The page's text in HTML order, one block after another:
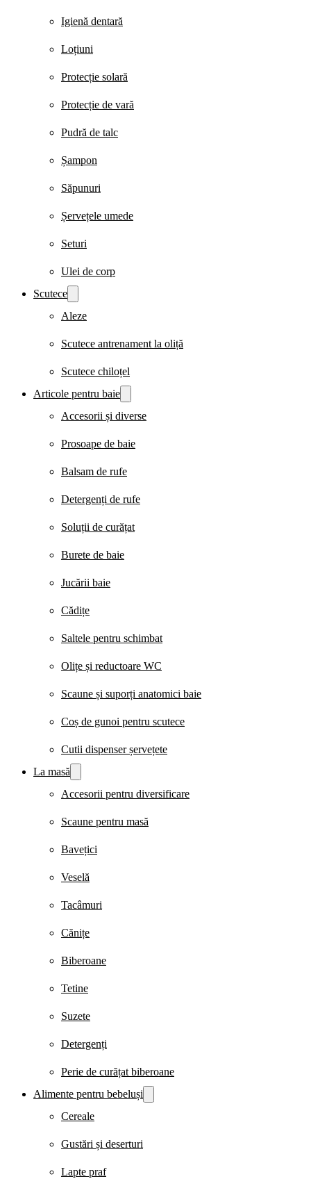
Igienă dentară
Loțiuni
Protecție solară
Protecție de vară
Pudră de talc
Șampon
Săpunuri
Șervețele umede
Seturi
Ulei de corp
Scutece
Aleze
Scutece antrenament la oliță
Scutece chiloțel
Articole pentru baie
Accesorii și diverse
Prosoape de baie
Balsam de rufe
Detergenți de rufe
Soluții de curățat
Burete de baie
Jucării baie
Cădițe
Saltele pentru schimbat
Olițe și reductoare WC
Scaune și suporți anatomici baie
Coș de gunoi pentru scutece
Cutii dispenser șervețete
La masă
Accesorii pentru diversificare
Scaune pentru masă
Bavețici
Veselă
Tacâmuri
Cănițe
Biberoane
Tetine
Suzete
Detergenți
Perie de curățat biberoane
Alimente pentru bebeluși
Cereale
Gustări și deserturi
Lapte praf